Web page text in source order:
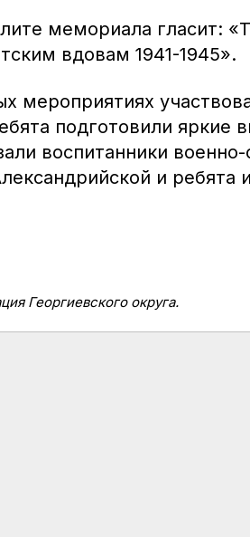
мемориала гласит:
вдовам 1941-1945».
мероприятиях
подготовили яркие
воспитанники
и ребята
Георгиевского округа.